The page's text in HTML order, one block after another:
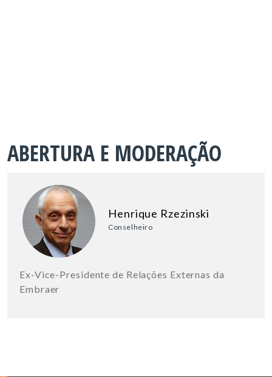
ABERTURA E MODERAÇÃO
Henrique Rzezinski
Conselheiro
Ex-Vice-Presidente de Relações Externas da
Embraer